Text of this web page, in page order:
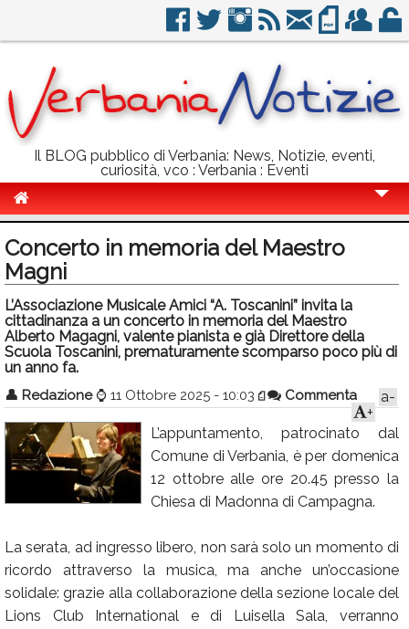
Il BLOG pubblico di Verbania: News, Notizie, eventi,
curiosità, vco : Verbania : Eventi
Politica
Sport
Eventi
Info Utili
Rubriche
Calendario
Annunci
Concerto in memoria del Maestro
Magni
L’Associazione Musicale Amici “A. Toscanini” invita la
cittadinanza a un concerto in memoria del Maestro
Alberto Magagni, valente pianista e già Direttore della
Scuola Toscanini, prematuramente scomparso poco più di
un anno fa.
👤 Redazione ⌚ 11 Ottobre 2025 - 10:03 Commenta
a-
+
L’appuntamento, patrocinato dal
Comune di Verbania, è per domenica
12 ottobre alle ore 20.45 presso la
Chiesa di Madonna di Campagna.
La serata, ad ingresso libero, non sarà solo un momento di
ricordo attraverso la musica, ma anche un’occasione
solidale: grazie alla collaborazione della sezione locale del
Lions Club International e di Luisella Sala, verranno